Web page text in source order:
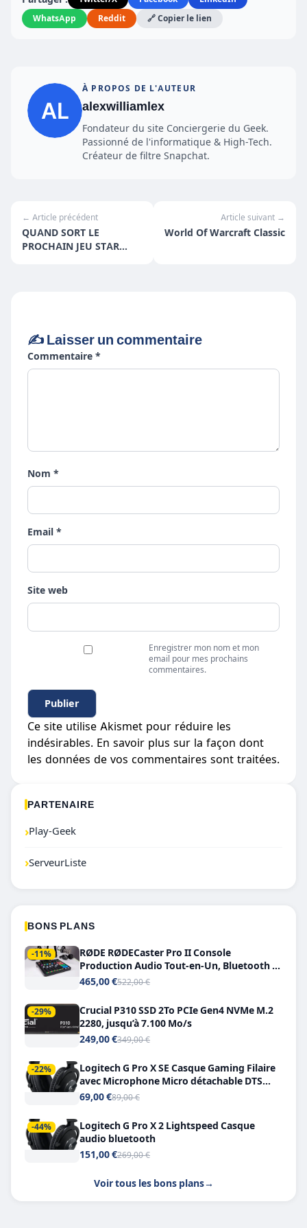
WhatsApp
Reddit 🔗 Copier le lien
À PROPOS DE L'AUTEUR
alexwilliamlex
Fondateur du site Conciergerie du Geek.
Passionné de l'informatique & High-Tech.
Créateur de filtre Snapchat.
← Article précédent
QUAND SORT LE
PROCHAIN JEU STAR
Article suivant →
World Of Warcraft Classic
✍️ Laisser un commentaire
Commentaire *
Nom *
Email *
Site web
Enregistrer mon nom et mon
email pour mes prochains
commentaires.
Ce site utilise Akismet pour réduire les
indésirables. En savoir plus sur la façon dont
les données de vos commentaires sont traitées.
PARTENAIRE
›Play-Geek
›ServeurListe
BONS PLANS
-11%
RØDE RØDECaster Pro II Console
Production Audio Tout-en-Un, Bluetooth et
Double USB-C
465,00 €522,00 €
-29%
Crucial P310 SSD 2To PCIe Gen4 NVMe M.2
2280, jusqu’à 7.100 Mo/s
249,00 €349,00 €
-22%
Logitech G Pro X SE Casque Gaming Filaire
avec Microphone Micro détachable DTS
Headphone X 7.1
69,00 €89,00 €
-44%
Logitech G Pro X 2 Lightspeed Casque
audio bluetooth
151,00 €269,00 €
Voir tous les bons plans→